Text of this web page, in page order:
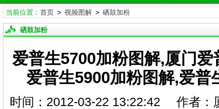
当前位置： 首页> 视频图解> 硒鼓加粉
硒鼓加粉
爱普生5700加粉图解,厦门
爱普生5900加粉图解,爱普
时间：2012-03-22 13:22:42 作者